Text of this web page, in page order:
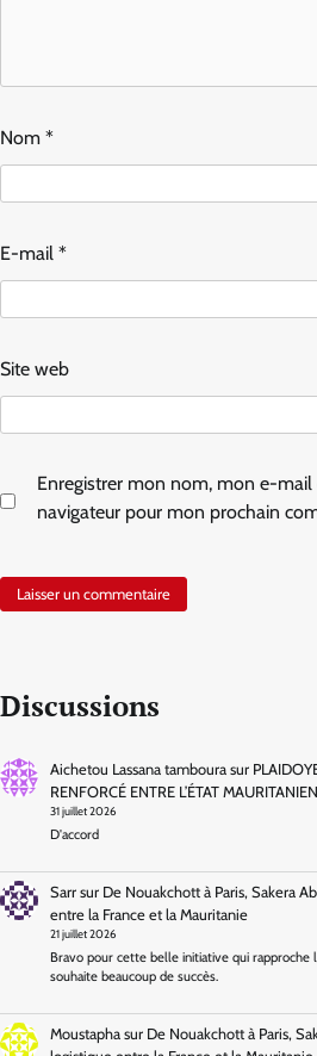
Nom *
E-mail *
Site web
Enregistrer mon nom, mon e-
navigateur pour mon prochain
Discussions
Aichetou Lassana tambourasur
RENFORCÉ ENTRE L’ÉTAT
31 juillet 2026
D'accord
Sarrsur De Nouakchott à Paris, Sakera
entre la France et la Mauritanie
21 juillet 2026
Bravo pour cette belle initiative qui rapproche
souhaite beaucoup de succès.
Moustaphasur De Nouakchott à Paris,